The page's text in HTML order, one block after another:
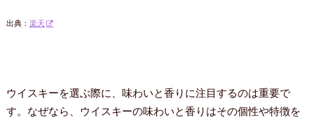
出典： 楽天
ウイスキーを選ぶ際に、味わいと香りに注目するのは重要で
す。なぜなら、ウイスキーの味わいと香りはその個性や特徴を